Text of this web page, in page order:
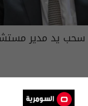
سحب يد مدير